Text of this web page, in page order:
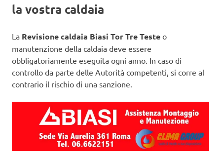
la vostra caldaia
La Revisione caldaia Biasi Tor Tre Teste o
manutenzione della caldaia deve essere
obbligatoriamente eseguita ogni anno. In caso di
controllo da parte delle Autorità competenti, si corre al
contrario il rischio di una sanzione.